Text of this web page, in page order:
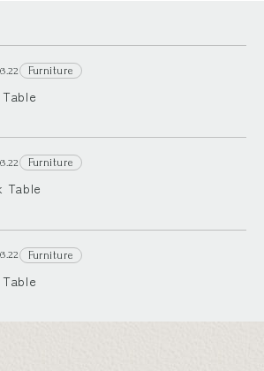
Furniture
Furniture
Table
Furniture